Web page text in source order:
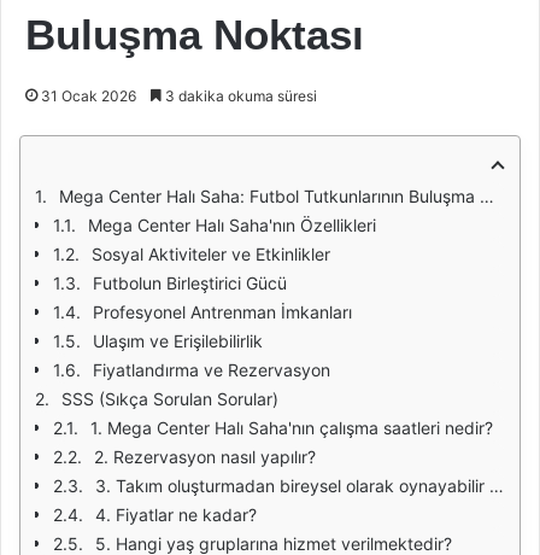
Buluşma Noktası
31 Ocak 2026 3 dakika okuma süresi
Mega Center Halı Saha: Futbol Tutkunlarının Buluşma Noktası
Mega Center Halı Saha'nın Özellikleri
Sosyal Aktiviteler ve Etkinlikler
Futbolun Birleştirici Gücü
Profesyonel Antrenman İmkanları
Ulaşım ve Erişilebilirlik
Fiyatlandırma ve Rezervasyon
SSS (Sıkça Sorulan Sorular)
1. Mega Center Halı Saha'nın çalışma saatleri nedir?
2. Rezervasyon nasıl yapılır?
3. Takım oluşturmadan bireysel olarak oynayabilir miyim?
4. Fiyatlar ne kadar?
5. Hangi yaş gruplarına hizmet verilmektedir?